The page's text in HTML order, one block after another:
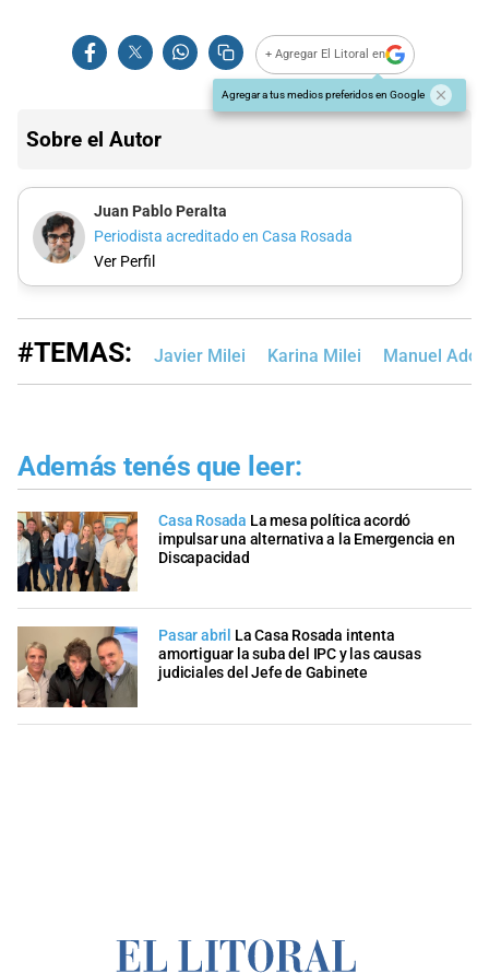
+ Agregar El Litoral en
Agregar a tus medios preferidos en Google
Sobre el Autor
Juan Pablo Peralta
Periodista acreditado en Casa Rosada
Ver Perfil
#TEMAS: Javier Milei Karina Milei Manuel
Además tenés que leer:
Casa Rosada La mesa política acordó
impulsar una alternativa a la Emergencia en
Discapacidad
Pasar abril La Casa Rosada intenta
amortiguar la suba del IPC y las causas
judiciales del Jefe de Gabinete